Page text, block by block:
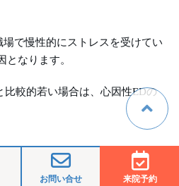
で慢性的にストレスを受けてい
となります。
比較的若い場合は、心因性EDの
氏が勃起しない理由とは？女性
お問い合せ 来院予約